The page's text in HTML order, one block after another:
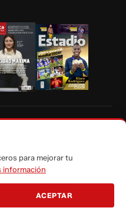
contenidos de Vistazo.com.
para mejorar tu
información
ACEPTAR